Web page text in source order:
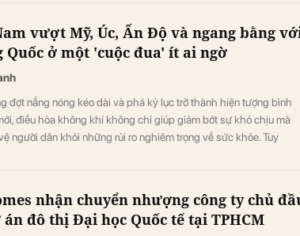
vượt Mỹ, Úc, Ấn Độ và ngang bằng
Quốc ở một 'cuộc đua' ít ai ngờ
đợt nắng nóng kéo dài và phá kỷ lục trở thành hiện tượng bình
điều hòa không khí không chỉ giúp giảm bớt sự khó chịu mà
người dân khỏi những rủi ro nghiêm trọng về sức khỏe. Tuy
nhận chuyển nhượng công ty chủ
đô thị Đại học Quốc tế tại TPHCM